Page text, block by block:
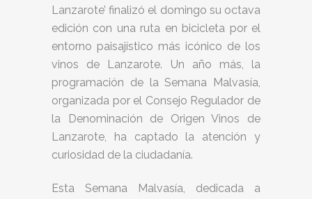
Lanzarote’ finalizó el domingo su octava
edición con una ruta en bicicleta por el
entorno paisajístico más icónico de los
vinos de Lanzarote. Un año más, la
programación de la Semana Malvasía,
organizada por el Consejo Regulador de
la Denominación de Origen Vinos de
Lanzarote, ha captado la atención y
curiosidad de la ciudadanía.
Esta Semana Malvasía, dedicada a